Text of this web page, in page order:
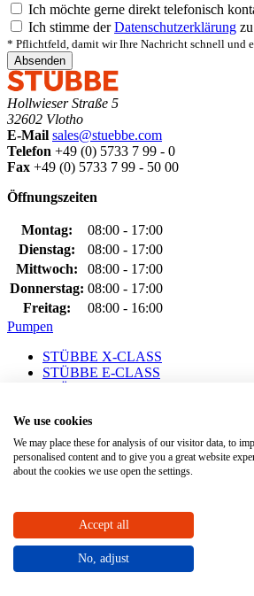
Ich möchte gerne direkt telefonisch
Ich stimme derDatenschutzerklärung
* Pflichtfeld, damit wir Ihre Nachricht schnell und
Absenden
Hollwieser Straße 5
32602 Vlotho
E-Mail sales@stuebbe.com
Telefon +49 (0) 5733 7 99 - 0
Fax +49 (0) 5733 7 99 - 50 00
Öffnungszeiten
Montag:
08:00 - 17:00
Dienstag:
08:00 - 17:00
Mittwoch:
08:00 - 17:00
Donnerstag: 08:00 - 17:00
Freitag:
08:00 - 16:00
Pumpen
STÜBBE X-CLASS
STÜBBE E-CLASS
Horizontale Kreiselpumpen
Vertikale Kreiselpumpen
Pumpen mit Wellendichtung
Pumpen mit Magnetkupplung
Branchen
Umwelttechnik
Oberflächentechnik
Chemie
We use cookies
We may place these for analysis of our visitor data, to
personalised content and to give you a great website
about the cookies we use open the settings.
Accept all
No, adjust